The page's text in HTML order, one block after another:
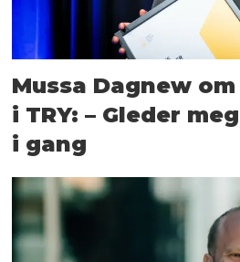
Mussa Dagnew
i TRY: – Gleder
i gang